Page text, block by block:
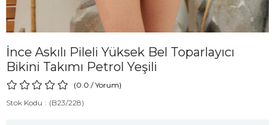
İnce Askılı Pileli Yüksek Bel Toparlayıcı
Bikini Takımı Petrol Yeşili
0.0 /Yorum)
Stok Kodu
(B23/228)